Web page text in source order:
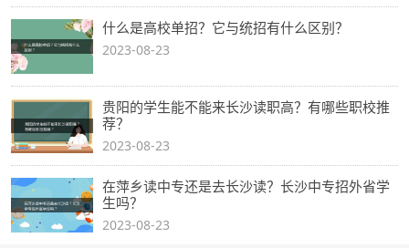
什么是高校单招？它与统招有什么区别？
2023-08-23
贵阳的学生能不能来长沙读职高？有哪些职校推
荐？
2023-08-23
在萍乡读中专还是去长沙读？长沙中专招外省学
生吗？
2023-08-23